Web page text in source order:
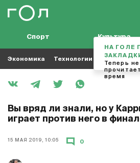
Спорт Культура
Экономика Технологии Кино
Вы вряд ли знали, но у
играет против него в
15 МАЯ 2019, 10:05 0
НА ГОЛЕ
Теперь
время